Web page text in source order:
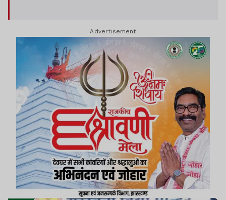
Advertisement